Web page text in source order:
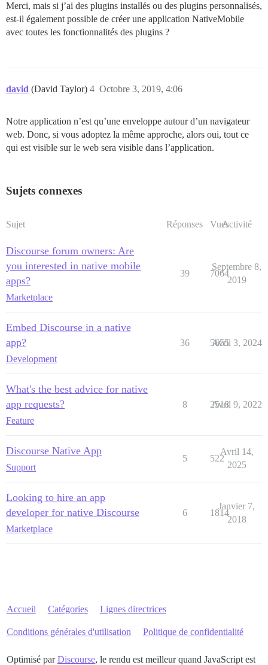
Merci, mais si j’ai des plugins installés ou des plugins personnalisés,
est-il également possible de créer une application NativeMobile
avec toutes les fonctionnalités des plugins ?
david (David Taylor) Octobre 3, 2019, 4:06
4
Notre application n’est qu’une enveloppe autour d’un navigateur
web. Donc, si vous adoptez la même approche, alors oui, tout ce
qui est visible sur le web sera visible dans l’application.
Sujets connexes
Sujet Réponses VuesActivité
Discourse forum owners: Are
you interested in native mobile
apps?
Marketplace
39 7064
Septembre 8,
2019
Embed Discourse in a native
app?
Development
36 5655
Avril 3, 2024
What's the best advice for native
app requests?
Feature
8 2518
Avril 9, 2022
Discourse Native App
Support
5 522
Avril 14,
2025
Looking to hire an app
developer for native Discourse
Marketplace
6 1814
Janvier 7,
2018
Accueil Catégories Lignes directrices
Conditions générales d'utilisation Politique de confidentialité
Optimisé parDiscourse, le rendu est meilleur quand JavaScript est